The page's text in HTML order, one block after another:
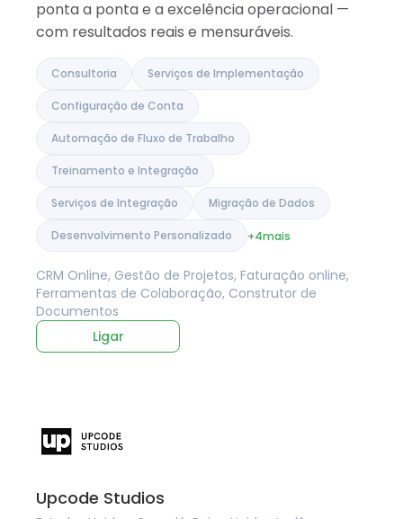
ponta a ponta e a excelência operacional —
com resultados reais e mensuráveis.
Consultoria Serviços de Implementação
Configuração de Conta
Automação de Fluxo de Trabalho
Treinamento e Integração
Serviços de Integração Migração de Dados
Desenvolvimento Personalizado +4mais
CRM Online, Gestão de Projetos, Faturação online,
Ferramentas de Colaboração, Construtor de
Documentos
Ligar
Upcode Studios